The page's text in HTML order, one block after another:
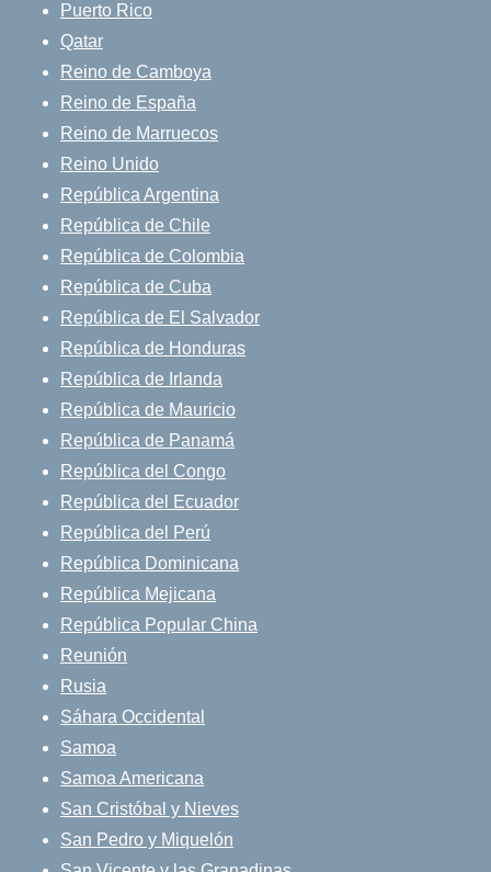
Puerto Rico
Qatar
Reino de Camboya
Reino de España
Reino de Marruecos
Reino Unido
República Argentina
República de Chile
República de Colombia
República de Cuba
República de El Salvador
República de Honduras
República de Irlanda
República de Mauricio
República de Panamá
República del Congo
República del Ecuador
República del Perú
República Dominicana
República Mejicana
República Popular China
Reunión
Rusia
Sáhara Occidental
Samoa
Samoa Americana
San Cristóbal y Nieves
San Pedro y Miquelón